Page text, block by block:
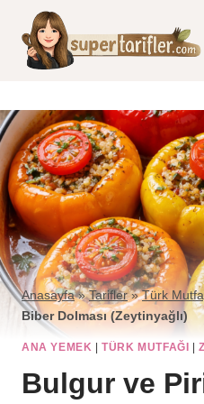
Anasayfa»Tarifler»Türk
Biber Dolması (Zeytinyağlı)
ANA YEMEK |TÜRK MUTFAĞI |
Bulgur ve